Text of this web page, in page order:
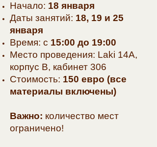
Начало: 18 января
Даты занятий: 18, 19 и 25
января
Время: с 15:00 до 19:00
Место проведения: Laki 14A,
корпус В, кабинет 306
Стоимость: 150 евро (все
материалы включены)
Важно: количество мест
ограничено!